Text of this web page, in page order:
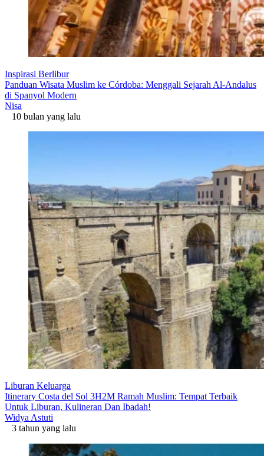
Inspirasi Berlibur
Panduan Wisata Muslim ke Córdoba: Menggali Sejarah Al-Andalus
di Spanyol Modern
Nisa
10 bulan yang lalu
Liburan Keluarga
Itinerary Costa del Sol 3H2M Ramah Muslim: Tempat Terbaik
Untuk Liburan, Kulineran Dan Ibadah!
Widya Astuti
3 tahun yang lalu